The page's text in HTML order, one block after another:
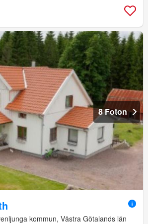
8 Foton
kommun, Västra Götalands län